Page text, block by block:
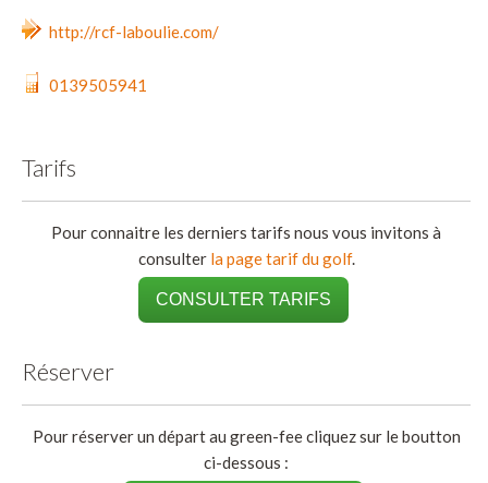
http://rcf-laboulie.com/
0139505941
Tarifs
Pour connaitre les derniers tarifs nous vous invitons à
consulter la page tarif du golf.
CONSULTER TARIFS
Réserver
Pour réserver un départ au green-fee cliquez sur le boutton
ci-dessous :